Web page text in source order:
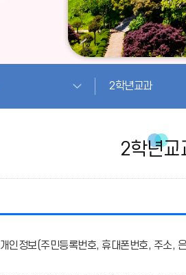
2학년교과
2학년교
개인정보(주민등록번호, 휴대폰번호, 주소,